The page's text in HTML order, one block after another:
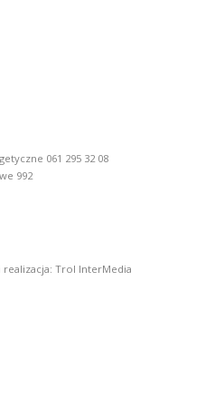
061 295 32 08
992
Trol InterMedia